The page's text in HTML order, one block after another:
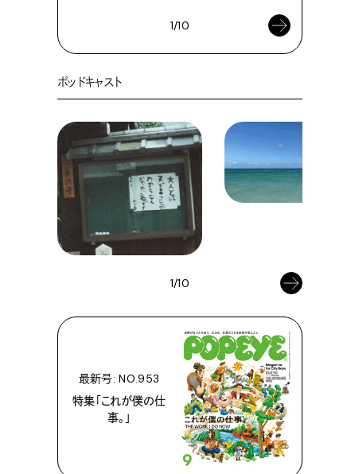
1/10
ポッドキャスト
1/10
最新号: NO.953
特集「これが僕の仕
事。」